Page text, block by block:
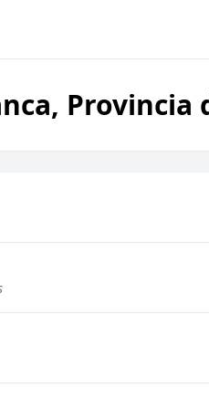
Provincia